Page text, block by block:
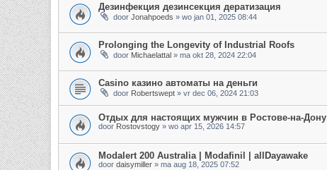
Дезинфекция дезинсекция дератизация
door Jonahpoeds » wo jan 01, 2025 08:44
Prolonging the Longevity of Industrial Roofs
door Michaelattal » ma okt 28, 2024 22:04
Casino казино автоматы на деньги
door Robertswept » vr dec 06, 2024 21:03
Отдых для настоящих мужчин в Ростове-на-Дону
door Rostovstogy » wo apr 15, 2026 14:57
Modalert 200 Australia | Modafinil | allDayawake
door daisymiller » ma aug 18, 2025 07:52